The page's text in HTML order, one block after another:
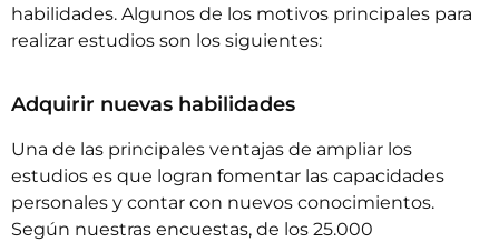
habilidades. Algunos de los motivos principales para
realizar estudios son los siguientes:
Adquirir nuevas habilidades
Una de las principales ventajas de ampliar los
estudios es que logran fomentar las capacidades
personales y contar con nuevos conocimientos.
Según nuestras encuestas, de los 25.000